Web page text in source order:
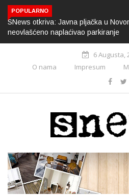
POPULARNO
SNews otkriva: Javna pljačka u
neovlašćeno naplaćivao parkiranje
6 Augusta,
O nama
Impresum